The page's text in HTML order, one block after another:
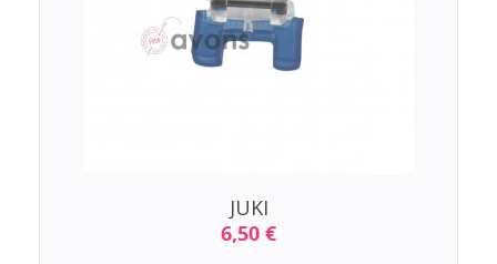
JUKI
6,50 €